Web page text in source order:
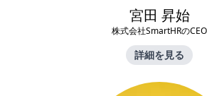
宮田 昇始
株式会社SmartHRのCEO
詳細を見る